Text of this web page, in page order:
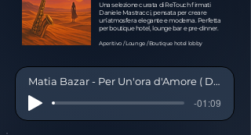
Una selezione curata di ReTouch firmati
Daniele Mastracci, pensata per creare
un’atmosfera elegante e moderna. Perfetta
per boutique hotel, lounge bar e pre-dinner.
Aperitivo / Lounge / Boutique hotel lobby
Matia Bazar - Per Un'ora d'Amore ( Daniele Mastracci Retouch) Preview
-01:09